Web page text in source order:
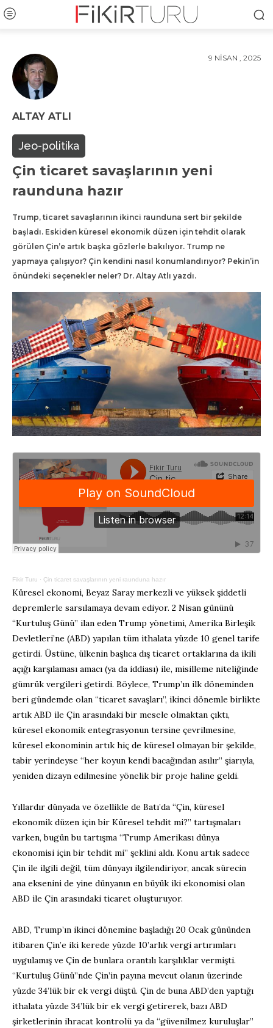
9 NISAN , 2025
ALTAY ATLI
Jeo-politika
Çin ticaret savaşlarının yeni
raunduna hazır
Trump, ticaret savaşlarının ikinci raunduna sert bir şekilde
başladı. Eskiden küresel ekonomik düzen için tehdit olarak
görülen Çin’e artık başka gözlerle bakılıyor. Trump ne
yapmaya çalışıyor? Çin kendini nasıl konumlandırıyor? Pekin’in
önündeki seçenekler neler? Dr. Altay Atlı yazdı.
Fikir Turu · Çin ticaret savaşlarının yeni raunduna hazır
Küresel ekonomi, Beyaz Saray merkezli ve yüksek şiddetli
depremlerle sarsılamaya devam ediyor. 2 Nisan gününü
“Kurtuluş Günü” ilan eden Trump yönetimi, Amerika Birleşik
Devletleri’ne (ABD) yapılan tüm ithalata yüzde 10 genel tarife
getirdi. Üstüne, ülkenin başlıca dış ticaret ortaklarına da ikili
açığı karşılaması amacı (ya da iddiası) ile, misilleme niteliğinde
gümrük vergileri getirdi. Böylece, Trump’ın ilk döneminden
beri gündemde olan “ticaret savaşları”, ikinci dönemle birlikte
artık ABD ile Çin arasındaki bir mesele olmaktan çıktı,
küresel ekonomik entegrasyonun tersine çevrilmesine,
küresel ekonominin artık hiç de küresel olmayan bir şekilde,
tabir yerindeyse “her koyun kendi bacağından asılır” şiarıyla,
yeniden dizayn edilmesine yönelik bir proje haline geldi.
Yıllardır dünyada ve özellikle de Batı’da “Çin, küresel
ekonomik düzen için bir Küresel tehdit mi?” tartışmaları
varken, bugün bu tartışma “Trump Amerikası dünya
ekonomisi için bir tehdit mi” şeklini aldı. Konu artık sadece
Çin ile ilgili değil, tüm dünyayı ilgilendiriyor, ancak sürecin
ana eksenini de yine dünyanın en büyük iki ekonomisi olan
ABD ile Çin arasındaki ticaret oluşturuyor.
ABD, Trump’ın ikinci dönemine başladığı 20 Ocak gününden
itibaren Çin’e iki kerede yüzde 10’arlık vergi artırımları
uygulamış ve Çin de bunlara orantılı karşılıklar vermişti.
“Kurtuluş Günü”nde Çin’in payına mevcut olanın üzerinde
yüzde 34’lük bir ek vergi düştü. Çin de buna ABD’den yaptığı
ithalata yüzde 34’lük bir ek vergi getirerek, bazı ABD
şirketlerinin ihracat kontrolü ya da “güvenilmez kuruluşlar”